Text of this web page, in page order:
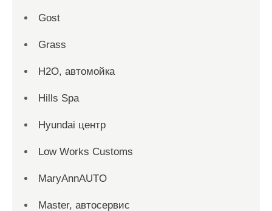
Gost
Grass
H2O, автомойка
Hills Spa
Hyundai центр
Low Works Customs
MaryAnnAUTO
Master, автосервис